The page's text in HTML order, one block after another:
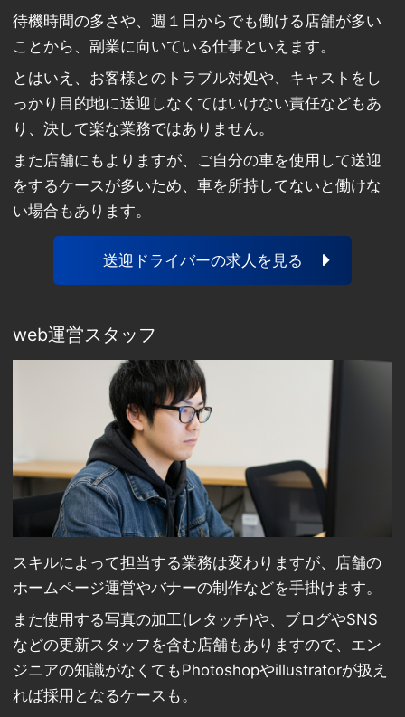
待機時間の多さや、週１日からでも働ける店舗が多い
ことから、副業に向いている仕事といえます。
とはいえ、お客様とのトラブル対処や、キャストをし
っかり目的地に送迎しなくてはいけない責任などもあ
り、決して楽な業務ではありません。
また店舗にもよりますが、ご自分の車を使用して送迎
をするケースが多いため、車を所持してないと働けな
い場合もあります。
送迎ドライバーの求人を見る
web運営スタッフ
スキルによって担当する業務は変わりますが、店舗の
ホームページ運営やバナーの制作などを手掛けます。
また使用する写真の加工(レタッチ)や、ブログやSNS
などの更新スタッフを含む店舗もありますので、エン
ジニアの知識がなくてもPhotoshopやillustratorが扱え
れば採用となるケースも。